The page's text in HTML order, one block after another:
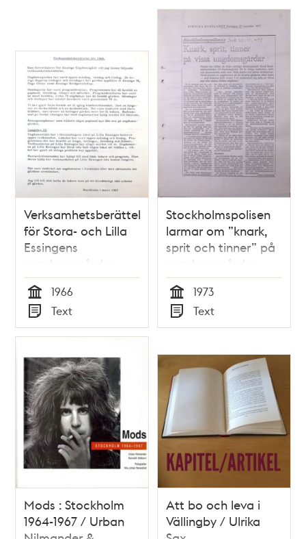
Verksamhetsberättelse
för Stora- och Lilla
Essingens
ungdomsgårdar
1966
Tid
1966
Typ
Text
Stockholmspolisen
larmar om ”knark,
sprit och tinner” på
ungdomsgårdar –
1973
Tid
1973
Typ
Text
Mods : Stockholm
1964-1967 / Urban
Att bo och leva i
Vällingby / Ulrika